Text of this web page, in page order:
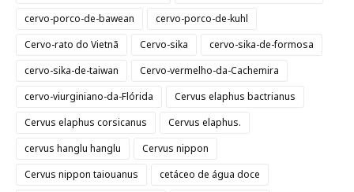
cervo-porco-de-bawean
cervo-porco-de-kuhl
Cervo-rato do Vietnã
Cervo-sika
cervo-sika-de-formosa
cervo-sika-de-taiwan
Cervo-vermelho-da-Cachemira
cervo-viurginiano-da-Flórida
Cervus elaphus bactrianus
Cervus elaphus corsicanus
Cervus elaphus.
cervus hanglu hanglu
Cervus nippon
Cervus nippon taiouanus
cetáceo de água doce